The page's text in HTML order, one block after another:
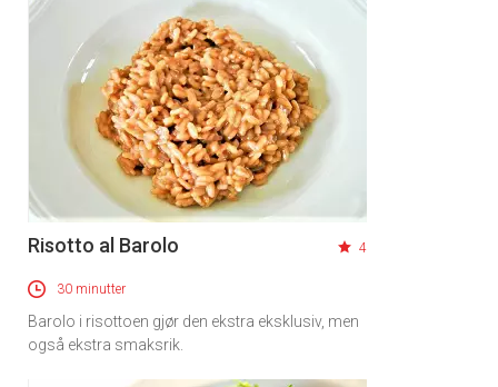
Risotto al Barolo 4
30 minutter
Barolo i risottoen gjør den ekstra eksklusiv, men
også ekstra smaksrik.